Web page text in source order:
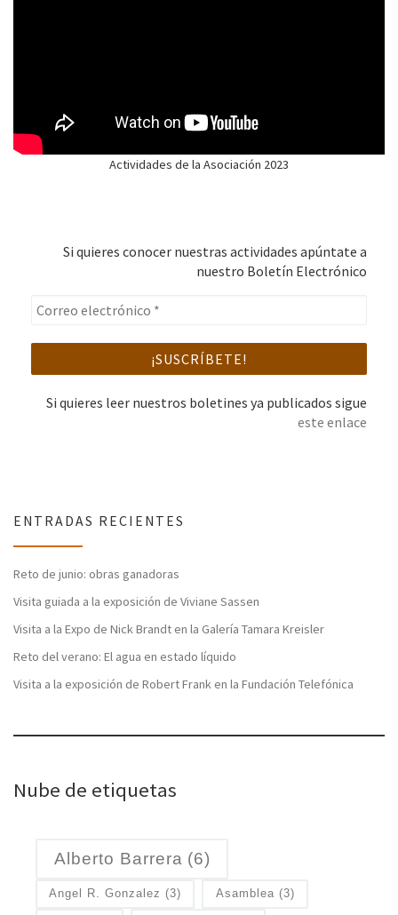
Actividades de la Asociación 2023
Si quieres conocer nuestras actividades apúntate a
nuestro Boletín Electrónico
Si quieres leer nuestros boletines ya publicados sigue
este enlace
ENTRADAS RECIENTES
Reto de junio: obras ganadoras
Visita guiada a la exposición de Viviane Sassen
Visita a la Expo de Nick Brandt en la Galería Tamara Kreisler
Reto del verano: El agua en estado líquido
Visita a la exposición de Robert Frank en la Fundación Telefónica
Nube de etiquetas
Alberto Barrera (6)
Angel R. Gonzalez (3) Asamblea (3)